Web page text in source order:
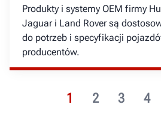
1 2 3 4
Produkty i systemy OEM firmy
Jaguar i Land Rover są
do potrzeb i specyfikacji
producentów.